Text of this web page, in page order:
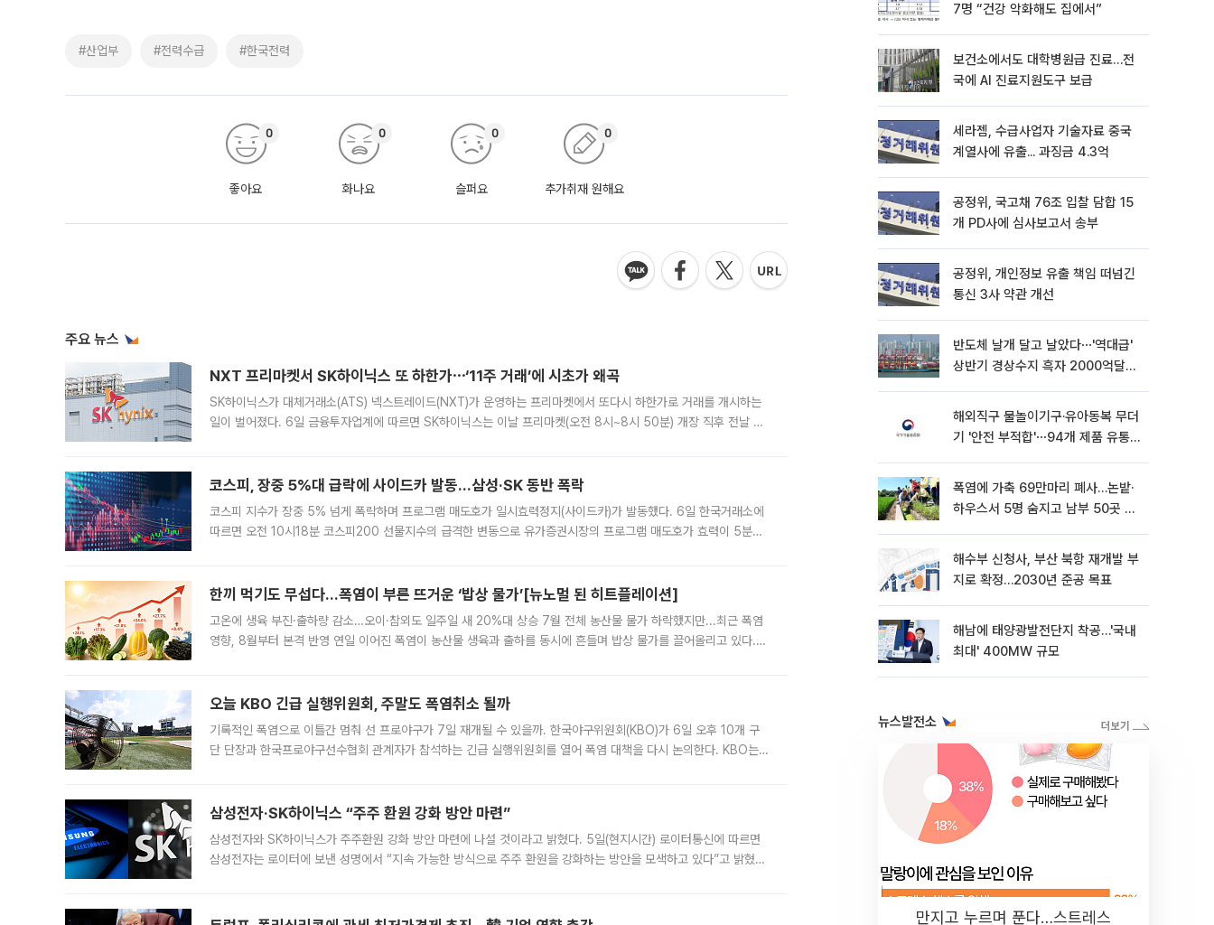
#산업부 #전력수급 #한국전력
좋아요
0
화나요
0
슬퍼요
0
추가취재 원해요
0
주요 뉴스
NXT 프리마켓서 SK하이닉스 또 하한가⋯‘11주 거래’에 시초가 왜곡
SK하이닉스가 대체거래소(ATS) 넥스트레이드(NXT)가 운영하는 프리마켓에서 또다시 하한가로 거래를 개시하는
일이 벌어졌다. 6일 금융투자업계에 따르면 SK하이닉스는 이날 프리마켓(오전 8시~8시 50분) 개장 직후 전날 정
코스피, 장중 5%대 급락에 사이드카 발동…삼성·SK 동반 폭락
코스피 지수가 장중 5% 넘게 폭락하며 프로그램 매도호가 일시효력정지(사이드카)가 발동했다. 6일 한국거래소에
따르면 오전 10시18분 코스피200 선물지수의 급격한 변동으로 유가증권시장의 프로그램 매도호가 효력이 5분간
한끼 먹기도 무섭다...폭염이 부른 뜨거운 ‘밥상 물가’[뉴노멀 된 히트플레이션]
고온에 생육 부진·출하량 감소…오이·참외도 일주일 새 20%대 상승 7월 전체 농산물 물가 하락했지만...최근 폭염
영향, 8월부터 본격 반영 연일 이어진 폭염이 농산물 생육과 출하를 동시에 흔들며 밥상 물가를 끌어올리고 있다.
오늘 KBO 긴급 실행위원회, 주말도 폭염취소 될까
기록적인 폭염으로 이틀간 멈춰 선 프로야구가 7일 재개될 수 있을까. 한국야구위원회(KBO)가 6일 오후 10개 구
단 단장과 한국프로야구선수협회 관계자가 참석하는 긴급 실행위원회를 열어 폭염 대책을 다시 논의한다. KBO는
삼성전자·SK하이닉스 “주주 환원 강화 방안 마련”
삼성전자와 SK하이닉스가 주주환원 강화 방안 마련에 나설 것이라고 밝혔다. 5일(현지시간) 로이터통신에 따르면
삼성전자는 로이터에 보낸 성명에서 “지속 가능한 방식으로 주주 환원을 강화하는 방안을 모색하고 있다”고 밝혔다.
7명 “건강 악화해도 집에서”
보건소에서도 대학병원급 진료…전
국에 AI 진료지원도구 보급
세라젬, 수급사업자 기술자료 중국
계열사에 유출... 과징금 4.3억
공정위, 국고채 76조 입찰 담합 15
개 PD사에 심사보고서 송부
공정위, 개인정보 유출 책임 떠넘긴
통신 3사 약관 개선
반도체 날개 달고 날았다⋯'역대급'
상반기 경상수지 흑자 2000억달러
해외직구 물놀이기구·유아동복 무더
기 '안전 부적합'⋯94개 제품 유통
폭염에 가축 69만마리 폐사…논밭·
하우스서 5명 숨지고 남부 50곳 가
해수부 신청사, 부산 북항 재개발 부
지로 확정…2030년 준공 목표
해남에 태양광발전단지 착공…'국내
최대' 400MW 규모
뉴스발전소
만지고 누르며 푼다…스트레스